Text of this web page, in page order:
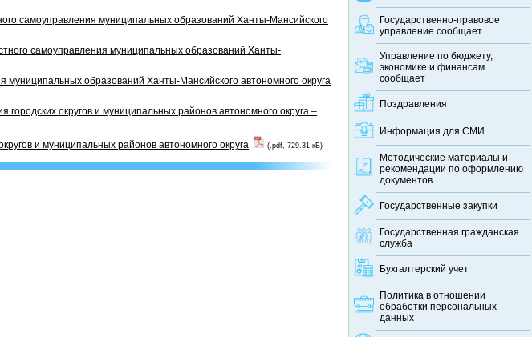
Государственно-правовое
управление сообщает
Управление по бюджету,
экономике и финансам
сообщает
Поздравления
Информация для СМИ
Методические материалы и
рекомендации по оформлению
документов
Государственные закупки
Государственная гражданская
служба
Бухгалтерский учет
Политика в отношении
обработки персональных
данных
самоуправления муниципальных образований Ханты-Мансийского
самоуправления муниципальных образований Ханты-
муниципальных образований Ханты-Мансийского автономного округа
округов и муниципальных районов автономного округа –
и муниципальных районов автономного округа
(.pdf, 729.31 кБ)